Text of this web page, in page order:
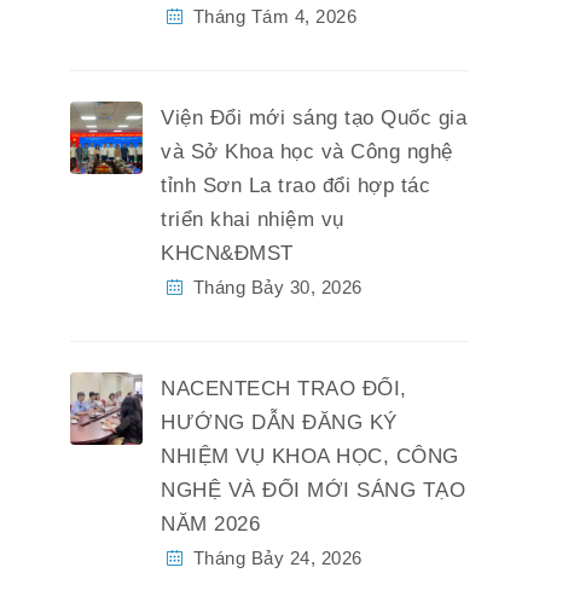
Tháng Tám 4, 2026
Viện Đổi mới sáng tạo Quốc gia
và Sở Khoa học và Công nghệ
tỉnh Sơn La trao đổi hợp tác
triển khai nhiệm vụ
KHCN&ĐMST
Tháng Bảy 30, 2026
NACENTECH TRAO ĐỔI,
HƯỚNG DẪN ĐĂNG KÝ
NHIỆM VỤ KHOA HỌC, CÔNG
NGHỆ VÀ ĐỔI MỚI SÁNG TẠO
NĂM 2026
Tháng Bảy 24, 2026